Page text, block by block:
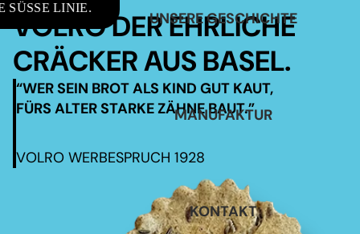
UNSERE GESCHICHTE
MANUFAKTUR
KONTAKT
SÜSSE LINIE.
VOLRO DER EHRLICHE
CRÄCKER AUS BASEL.
“WER SEIN BROT ALS KIND GUT KAUT,
FÜRS ALTER STARKE ZÄHNE BAUT.”
VOLRO WERBESPRUCH 1928